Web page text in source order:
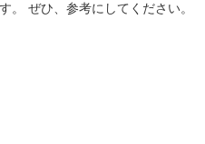
。 ぜひ、参考にしてください。